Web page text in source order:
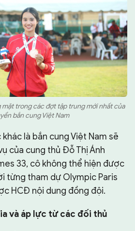
mặt trong các đợt tập trung mới nhất của
bắn cung Việt Nam
là bắn cung Việt Nam sẽ
của cung thủ Đỗ Thị Ánh
33, cô không thể hiện được
từng tham dự Olympic Paris
HCĐ nội dung đồng đội.
và áp lực từ các đối thủ